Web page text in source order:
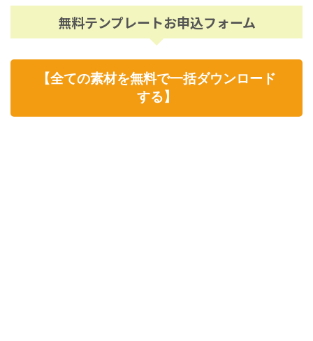
無料テンプレートお申込フォーム
【全ての素材を無料で一括ダウンロード
する】